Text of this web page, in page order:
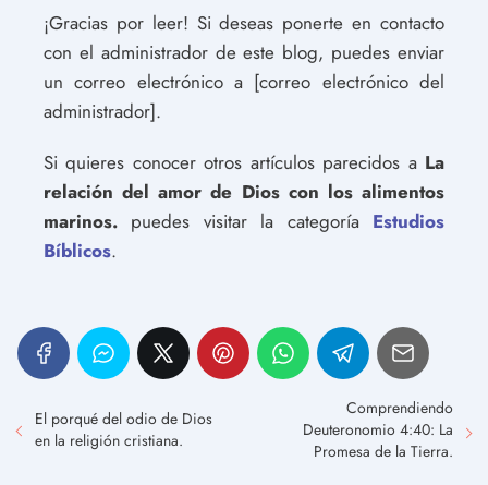
¡Gracias por leer! Si deseas ponerte en contacto
con el administrador de este blog, puedes enviar
un correo electrónico a [correo electrónico del
administrador].
Si quieres conocer otros artículos parecidos a La
relación del amor de Dios con los alimentos
marinos. puedes visitar la categoría Estudios
Bíblicos.
El porqué del odio de Dios
en la religión cristiana.
Comprendiendo
Deuteronomio 4:40: La
Promesa de la Tierra.